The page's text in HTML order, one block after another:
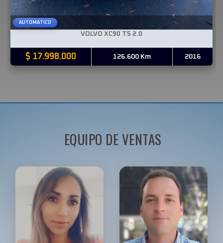
AUTOMATICO
VOLVO XC90 T5 2.0
$ 17.998.000 126.600 Km 2016
EQUIPO DE VENTAS